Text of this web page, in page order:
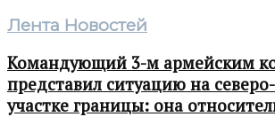
Лента Новостей
Командующий 3-м армейским
представил ситуацию на
участке границы: она